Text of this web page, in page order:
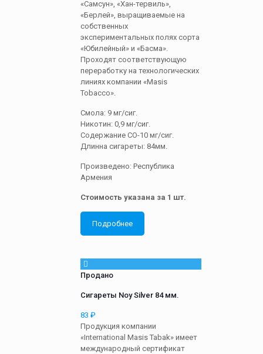
«Самсун», «Хан-тервиль»,
«Берлей», выращиваемые на
собственных
экспериментальных полях сорта
«Юбилейный» и «Басма».
Проходят соответствующую
переработку на технологических
линиях компании «Masis
Tobacco».
Смола: 9 мг/сиг.
Никотин: 0,9 мг/сиг.
Содержание СО-10 мг/сиг.
Длинна сигареты: 84мм.
Произведено: Республика
Армения
Стоимость указана за 1 шт.
Подробнее
Продано
Сигареты Noy Silver 84 мм.
83 ₽
Продукция компании
«International Masis Tabak» имеет
международный сертификат